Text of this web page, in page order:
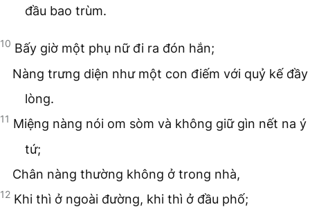
đầu bao trùm.
10 Bấy giờ một phụ nữ đi ra đón hắn;
Nàng trưng diện như một con điếm với quỷ kế đầy
lòng.
11 Miệng nàng nói om sòm và không giữ gìn nết na ý
tứ;
Chân nàng thường không ở trong nhà,
12 Khi thì ở ngoài đường, khi thì ở đầu phố;